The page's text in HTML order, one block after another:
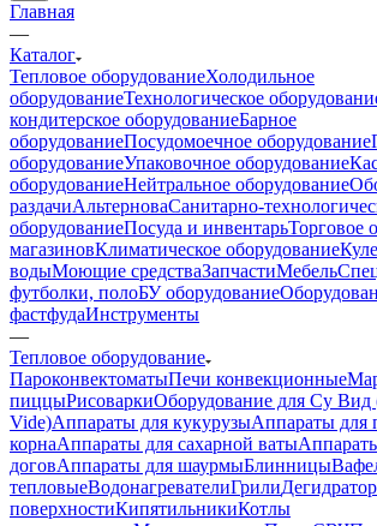
Главная
—
Каталог
Тепловое оборудованиеХолодильное
оборудованиеТехнологическое
кондитерское оборудованиеБарное
оборудованиеПосудомоечное оборудование
оборудованиеУпаковочное оборудование
оборудованиеНейтральное оборудование
раздачиАльтерноваСанитарно-
оборудованиеПосуда и инвентарьТорговое
магазиновКлиматическое оборудование
водыМоющие средстваЗапчастиМебель
футболки, полоБУ оборудование
фастфудаИнструменты
—
Тепловое оборудование
ПароконвектоматыПечи конвекционные
пиццыРисоваркиОборудование для Су Вид
Vide)Аппараты для кукурузыАппараты для
корнаАппараты для сахарной ваты
договАппараты для шаурмыБлинницы
тепловыеВодонагревателиГрили
поверхностиКипятильникиКотлы